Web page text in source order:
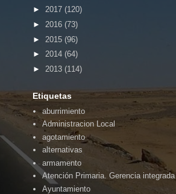
► 2017 (120)
► 2016 (73)
► 2015 (96)
► 2014 (64)
► 2013 (114)
Etiquetas
aburrimiento
Administracion Local
agotamiento
alternativas
armamento
Atención Primaria. Gerencia integrada
Ayuntamiento